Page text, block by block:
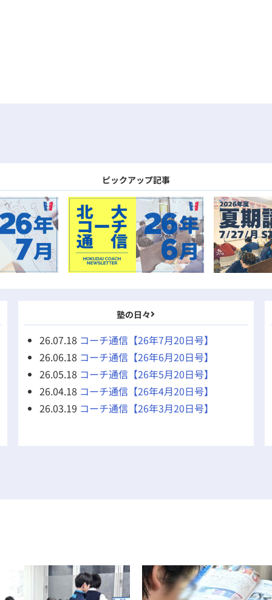
ピックアップ記事
塾の日々
26.07.18 コーチ通信【26年7月20日号】
26.06.18 コーチ通信【26年6月20日号】
26.05.18 コーチ通信【26年5月20日号】
26.04.18 コーチ通信【26年4月20日号】
26.03.19 コーチ通信【26年3月20日号】